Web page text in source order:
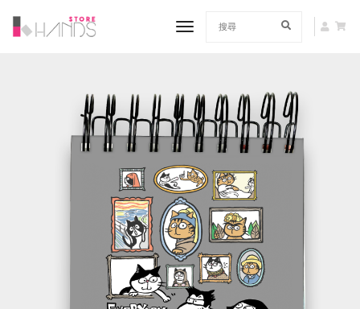
toggle navigation